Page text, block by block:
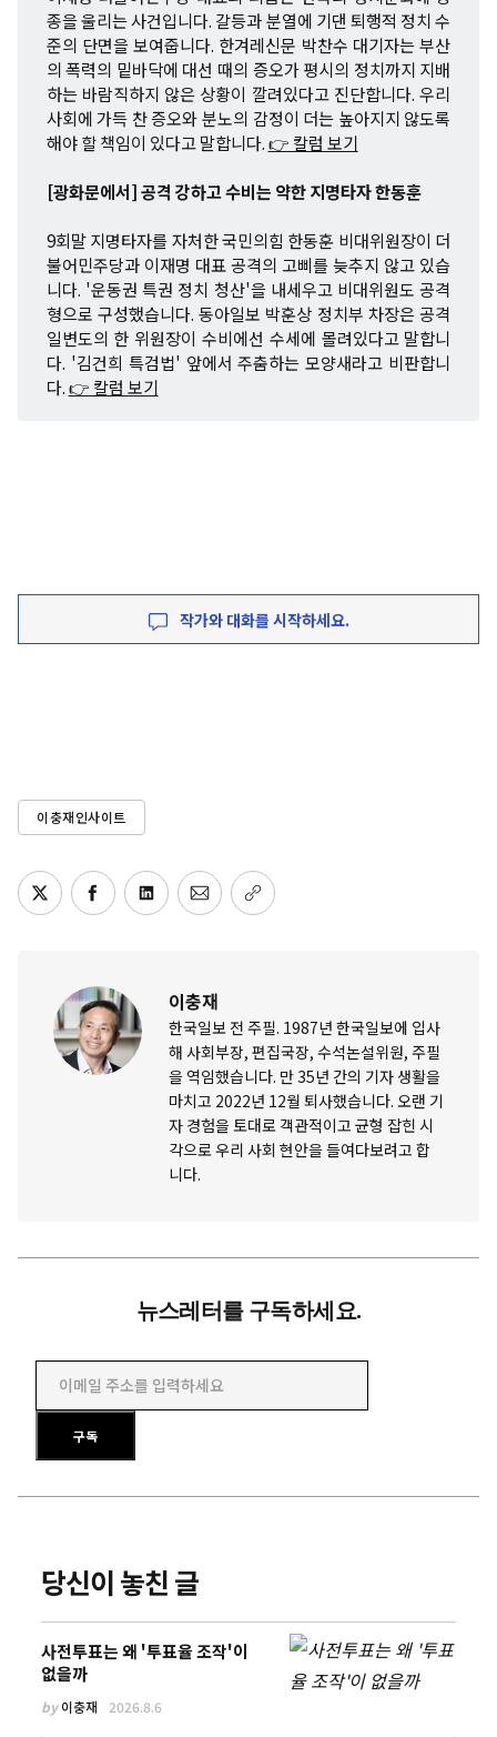
종을 울리는 사건입니다. 갈등과 분열에 기댄 퇴행적 정치 수
준의 단면을 보여줍니다. 한겨레신문 박찬수 대기자는 부산
의 폭력의 밑바닥에 대선 때의 증오가 평시의 정치까지 지배
하는 바람직하지 않은 상황이 깔려있다고 진단합니다. 우리
사회에 가득 찬 증오와 분노의 감정이 더는 높아지지 않도록
해야 할 책임이 있다고 말합니다.👉 칼럼 보기
[광화문에서] 공격 강하고 수비는 약한 지명타자 한동훈
9회말 지명타자를 자처한 국민의힘 한동훈 비대위원장이 더
불어민주당과 이재명 대표 공격의 고삐를 늦추지 않고 있습
니다. '운동권 특권 정치 청산'을 내세우고 비대위원도 공격
형으로 구성했습니다. 동아일보 박훈상 정치부 차장은 공격
일변도의 한 위원장이 수비에선 수세에 몰려있다고 말합니
다. '김건희 특검법' 앞에서 주춤하는 모양새라고 비판합니
다.👉 칼럼 보기
작가와 대화를 시작하세요.
이충재인사이트
이충재
한국일보 전 주필. 1987년 한국일보에 입사
해 사회부장, 편집국장, 수석논설위원, 주필
을 역임했습니다. 만 35년 간의 기자 생활을
마치고 2022년 12월 퇴사했습니다. 오랜 기
자 경험을 토대로 객관적이고 균형 잡힌 시
각으로 우리 사회 현안을 들여다보려고 합
니다.
뉴스레터를 구독하세요.
이메일 주소를 입력하세요
구독
당신이 놓친 글
사전투표는 왜 '투표율 조작'이
없을까
by이충재 2026.8.6